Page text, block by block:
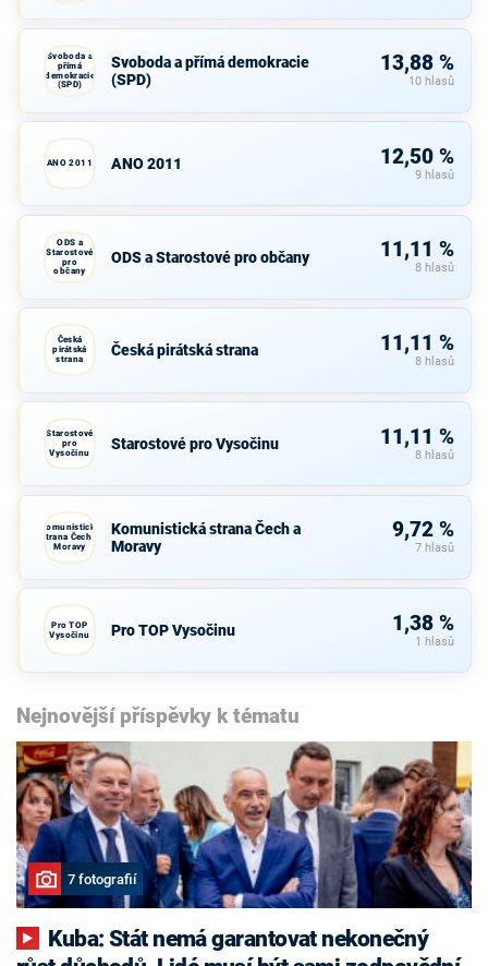
Svoboda a
přímá
demokracie
(SPD)
Svoboda a přímá demokracie
(SPD)
13,88 %
10 hlasů
ANO 2011 ANO 2011 12,50 %
9 hlasů
ODS a
Starostové
pro
občany
ODS a Starostové pro občany 11,11 %
8 hlasů
Česká
pirátská
strana
Česká pirátská strana 11,11 %
8 hlasů
Starostové
pro
Vysočinu
Starostové pro Vysočinu 11,11 %
8 hlasů
Komunistická
strana Čech a
Moravy
Komunistická strana Čech a
Moravy
9,72 %
7 hlasů
Pro TOP
Vysočinu
Pro TOP Vysočinu 1,38 %
1 hlasů
Nejnovější příspěvky k tématu
7 fotografií